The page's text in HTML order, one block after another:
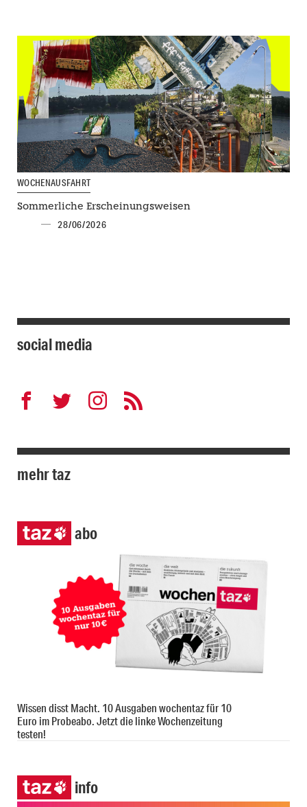
WOCHENAUSFAHRT
Sommerliche Erscheinungsweisen
28/06/2026
social media
mehr taz
abo
Wissen disst Macht. 10 Ausgaben wochentaz für 10
Euro im Probeabo. Jetzt die linke Wochenzeitung
testen!
info